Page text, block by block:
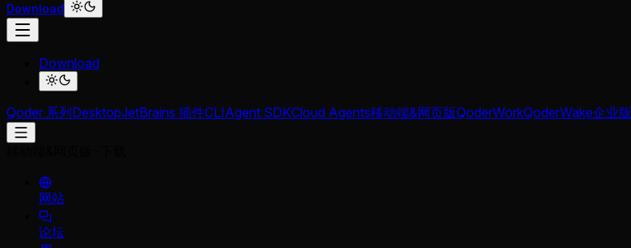
Download
Download
Qoder 系列DesktopJetBrains 插件CLIAgent SDKCloud Agents移动端&网页版QoderWorkQoderWake企业版
网站
论坛